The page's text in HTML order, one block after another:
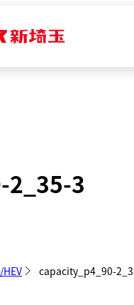
3
capacity_p4_90-